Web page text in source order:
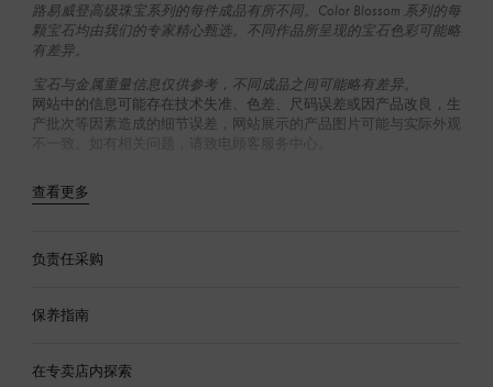
路易威登高级珠宝系列的每件成品有所不同。Color Blossom 系列的每
颗宝石均由我们的专家精心甄选。不同作品所呈现的宝石色彩可能略
有差异。
宝石与金属重量信息仅供参考，不同成品之间可能略有差异。
网站中的信息可能存在技术失准、色差、尺码误差或因产品改良，生
产批次等因素造成的细节误差，网站展示的产品图片可能与实际外观
不一致。如有相关问题，请致电顾客服务中心。
查看更多
负责任采购
保养指南
在专卖店内探索